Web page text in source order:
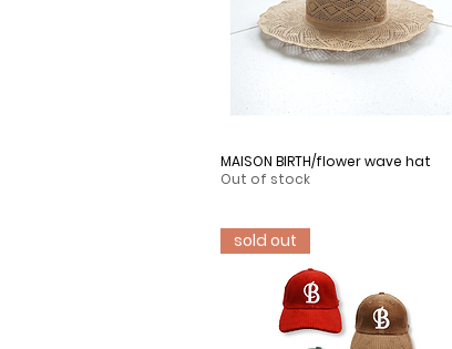
Quick View
MAISON BIRTH/flower wave hat
Out of stock
sold out